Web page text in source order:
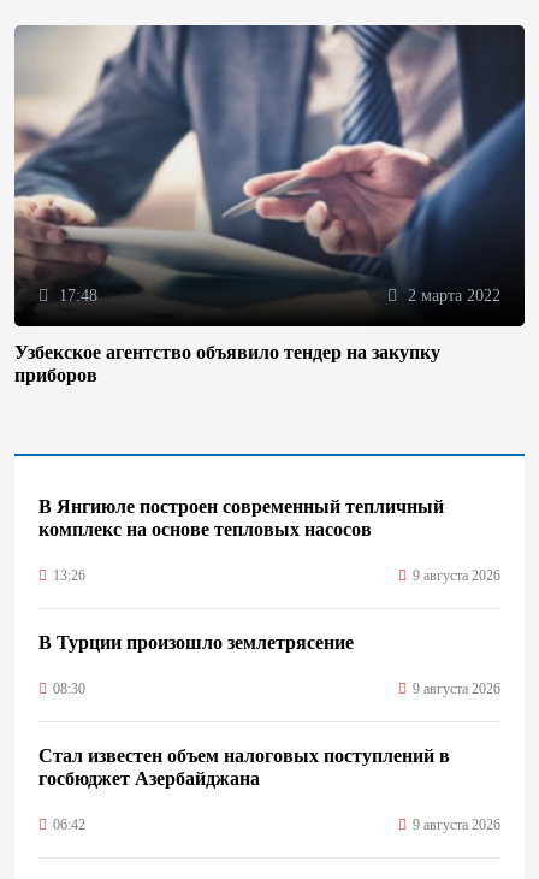
17:48 2 марта 2022
Узбекское агентство объявило тендер на закупку
приборов
В Янгиюле построен современный тепличный
комплекс на основе тепловых насосов
13:26 9 августа 2026
В Турции произошло землетрясение
08:30 9 августа 2026
Стал известен объем налоговых поступлений в
госбюджет Азербайджана
06:42 9 августа 2026